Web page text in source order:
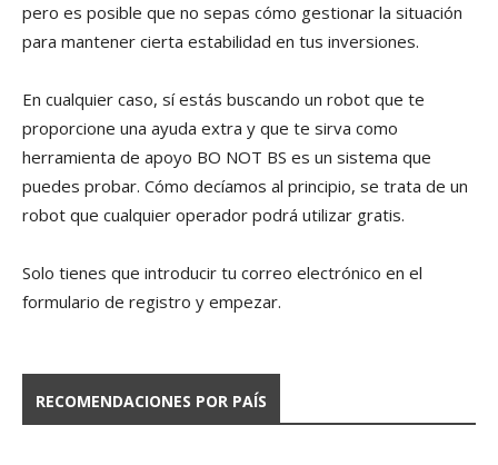
pero es posible que no sepas cómo gestionar la situación
para mantener cierta estabilidad en tus inversiones.
En cualquier caso, sí estás buscando un robot que te
proporcione una ayuda extra y que te sirva como
herramienta de apoyo BO NOT BS es un sistema que
puedes probar. Cómo decíamos al principio, se trata de un
robot que cualquier operador podrá utilizar gratis.
Solo tienes que introducir tu correo electrónico en el
formulario de registro y empezar.
RECOMENDACIONES POR PAÍS